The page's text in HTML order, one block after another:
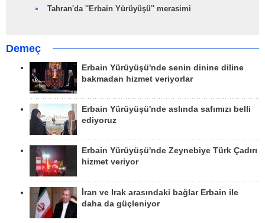
Tahran'da ''Erbain Yürüyüşü'' merasimi
Demeç
Erbain Yürüyüşü'nde senin dinine diline
bakmadan hizmet veriyorlar
Erbain Yürüyüşü'nde aslında safımızı belli
ediyoruz
Erbain Yürüyüşü'nde Zeynebiye Türk Çadırı
hizmet veriyor
İran ve Irak arasındaki bağlar Erbain ile
daha da güçleniyor